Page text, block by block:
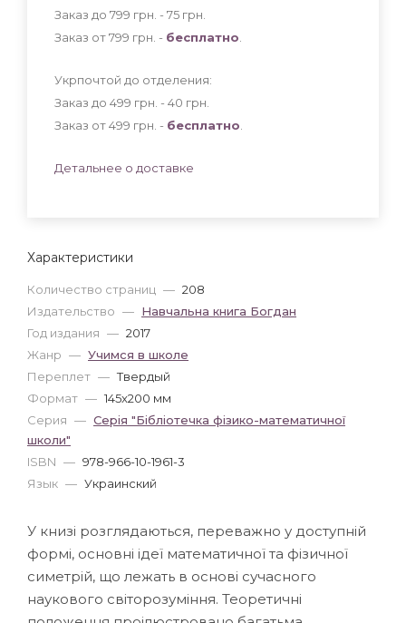
Характеристики
Количество страниц — 208
Издательство — Навчальна книга Богдан
Год издания — 2017
Жанр — Учимся в школе
Переплет — Твердый
Формат — 145x200 мм
Серия — Серія "Бібліотечка фізико-математичної
школи"
ISBN — 978-966-10-1961-3
Язык — Украинский
Заказ до 799 грн. - 75 грн
Заказ от 799 грн. - бесплатно
Укрпочтой до отделения:
Заказ до 499 грн. - 40 грн
Заказ от 499 грн. - бесплатно
Детальнее о доставке
У книзі розглядаються, переважно у доступній
формі, основні ідеї математичної та фізичної
симетрій, що лежать в основі сучасного
наукового світорозуміння. Теоретичні